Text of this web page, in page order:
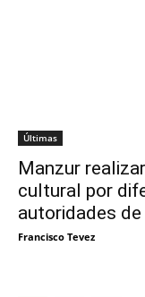
Últimas
Manzur
cultural por
autoridades
Francisco Tevez